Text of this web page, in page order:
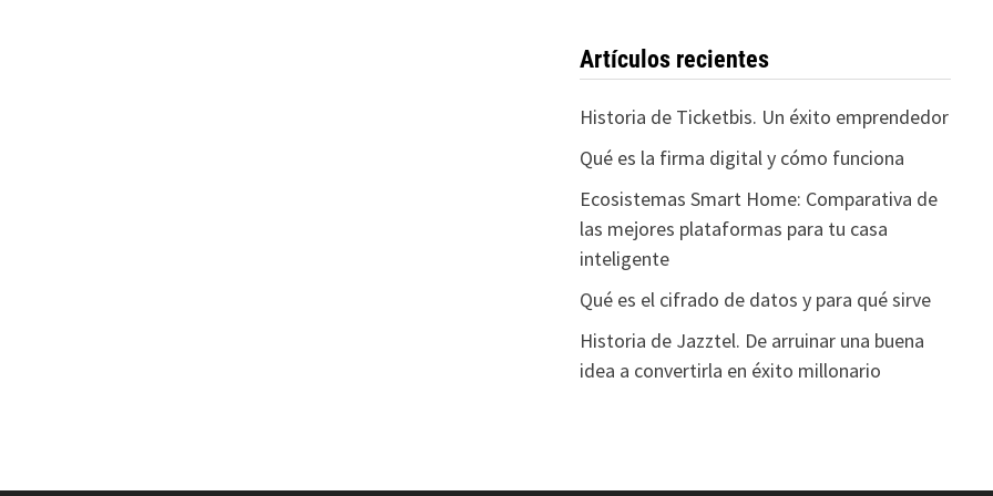
Artículos recientes
Historia de Ticketbis. Un éxito emprendedor
Qué es la firma digital y cómo funciona
Ecosistemas Smart Home: Comparativa de
las mejores plataformas para tu casa
inteligente
Qué es el cifrado de datos y para qué sirve
Historia de Jazztel. De arruinar una buena
idea a convertirla en éxito millonario